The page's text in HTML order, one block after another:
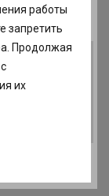
работы
запретить
Продолжая
их